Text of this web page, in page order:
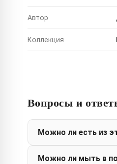
Автор
Коллекция
Вопросы и
Можно ли есть из
Можно ли мыть в